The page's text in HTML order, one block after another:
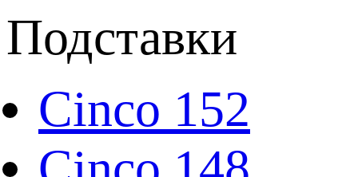
Подставки
Cinco 152